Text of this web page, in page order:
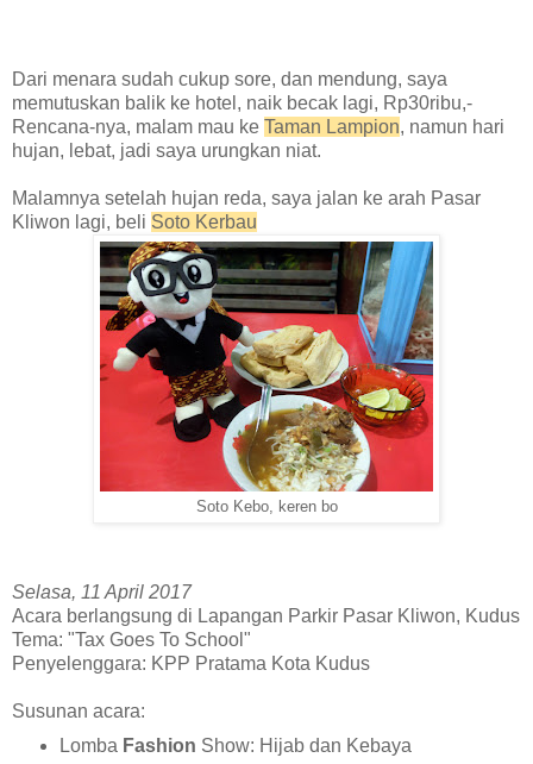
Dari menara sudah cukup sore, dan mendung, saya
memutuskan balik ke hotel, naik becak lagi, Rp30ribu,-
Rencana-nya, malam mau ke Taman Lampion, namun hari
hujan, lebat, jadi saya urungkan niat.
Malamnya setelah hujan reda, saya jalan ke arah Pasar
Kliwon lagi, beli Soto Kerbau
Soto Kebo, keren bo
Selasa, 11 April 2017
Acara berlangsung di Lapangan Parkir Pasar Kliwon, Kudus
Tema: "Tax Goes To School"
Penyelenggara: KPP Pratama Kota Kudus
Susunan acara:
Lomba Fashion Show: Hijab dan Kebaya